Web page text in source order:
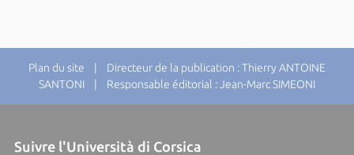
Plan du site | Directeur de la publication : Thierry ANTOINE
SANTONI | Responsable éditorial : Jean-Marc SIMEONI
Suivre l'Università di Corsica